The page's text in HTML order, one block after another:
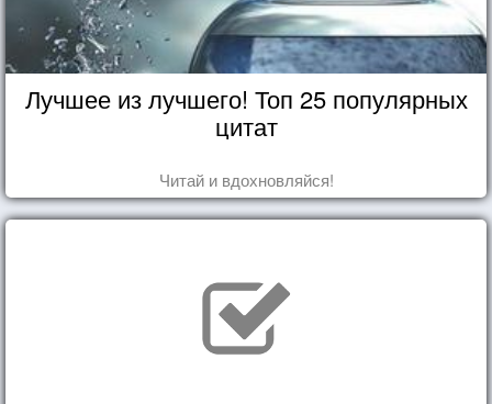
Лучшее из лучшего! Топ 25 популярных
цитат
Читай и вдохновляйся!